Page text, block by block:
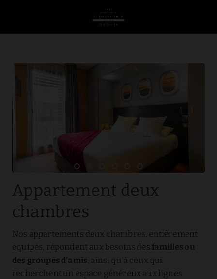
Appartement deux
chambres
Nos appartements deux chambres, entièrement
équipés, répondent aux besoins des familles ou
des groupes d'amis, ainsi qu'à ceux qui
recherchent un espace généreux aux lignes